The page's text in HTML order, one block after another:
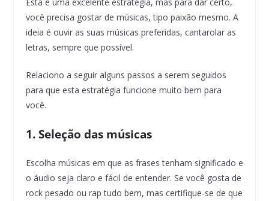
Esta é uma excelente estratégia, mas para dar certo,
você precisa gostar de músicas, tipo paixão mesmo. A
ideia é ouvir as suas músicas preferidas, cantarolar as
letras, sempre que possível.
Relaciono a seguir alguns passos a serem seguidos
para que esta estratégia funcione muito bem para
você.
1. Seleção das músicas
Escolha músicas em que as frases tenham significado e
o áudio seja claro e fácil de entender. Se você gosta de
rock pesado ou rap tudo bem, mas certifique-se de que